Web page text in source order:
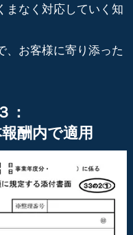
まなく対応していく知
、お客様に寄り添った
：
酬内で適用